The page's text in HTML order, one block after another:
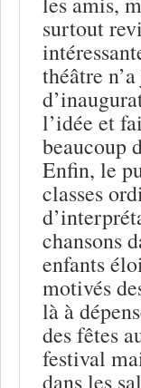
surtout
théâtre
l’idée et
beaucoup
Enfin, le
classes
chansons
enfants
motivés
là à
des fêtes
festival
dans les